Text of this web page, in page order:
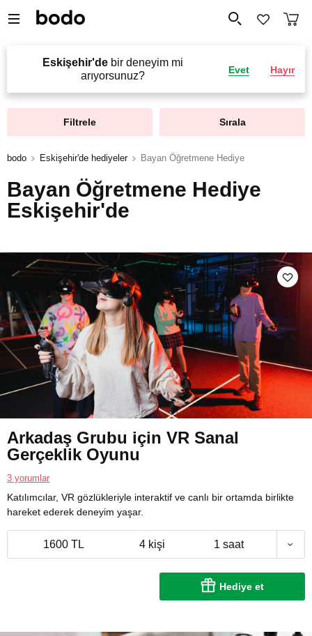
Eskişehir'debir deneyim mi
arıyorsunuz?
Evet Hayır
Filtrele Sırala
bodo Eskişehir'de hediyeler Bayan Öğretmene Hediye
Bayan Öğretmene Hediye
Eskişehir'de
Arkadaş Grubu için VR Sanal
Gerçeklik Oyunu
3 yorumlar
Katılımcılar, VR gözlükleriyle interaktif ve canlı bir ortamda birlikte
hareket ederek deneyim yaşar.
1600 TL 4 kişi 1 saat
Hediye et